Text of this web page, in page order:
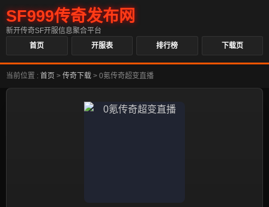
SF999传奇发布网
新开传奇SF开服信息聚合平台
首页
开服表 排行榜 下载页
当前位置 : 首页 > 传奇下载 > 0氪传奇超变直播